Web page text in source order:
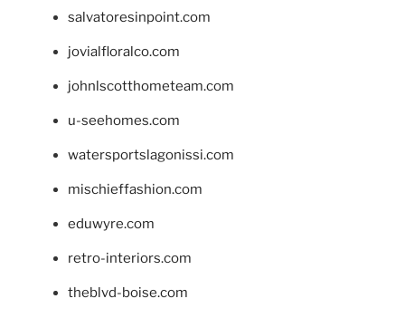
salvatoresinpoint.com
jovialfloralco.com
johnlscotthometeam.com
u-seehomes.com
watersportslagonissi.com
mischieffashion.com
eduwyre.com
retro-interiors.com
theblvd-boise.com